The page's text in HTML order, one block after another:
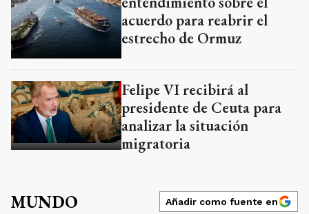
acuerdo para reabrir el
estrecho de Ormuz
Felipe VI recibirá al
presidente de Ceuta para
analizar la situación
migratoria
MUNDO Añadir como fuente en